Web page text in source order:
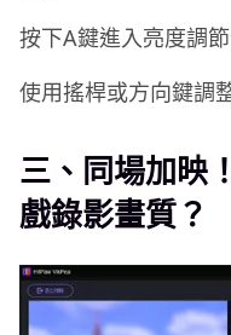
按下A鍵進入亮度調
使用搖桿或方向鍵調
三、同場加映
戲錄影畫質？